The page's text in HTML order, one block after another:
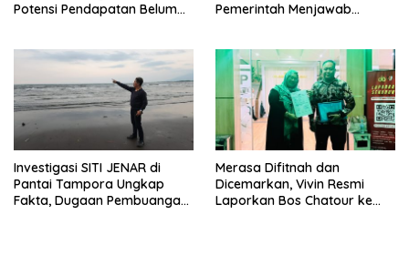
Potensi Pendapatan Belum
Pemerintah Menjawab
Investigasi SITI JENAR di
Pantai Tampora Ungkap
Fakta, Dugaan Pembuangan
Merasa Difitnah dan
Dicemarkan, Vivin Resmi
Laporkan Bos Chatour ke